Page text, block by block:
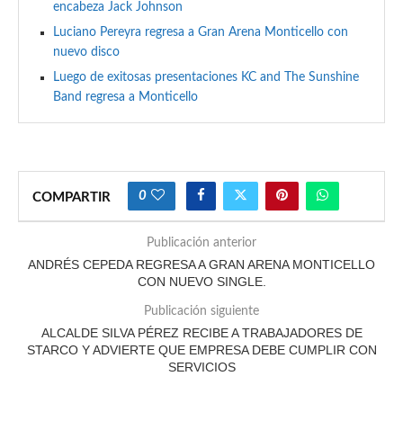
encabeza Jack Johnson
Luciano Pereyra regresa a Gran Arena Monticello con
nuevo disco
Luego de exitosas presentaciones KC and The Sunshine
Band regresa a Monticello
COMPARTIR 0
Publicación anterior
ANDRÉS CEPEDA REGRESA A GRAN ARENA MONTICELLO
CON NUEVO SINGLE.
Publicación siguiente
ALCALDE SILVA PÉREZ RECIBE A TRABAJADORES DE
STARCO Y ADVIERTE QUE EMPRESA DEBE CUMPLIR CON
SERVICIOS